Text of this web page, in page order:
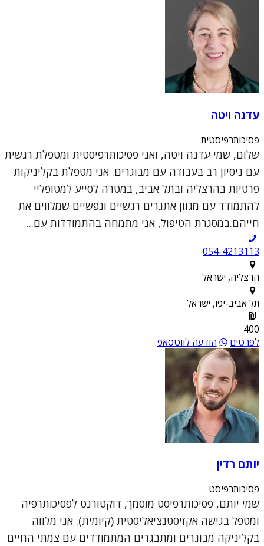
עדנה ויטה
פסיכותרפיסטית
שלום, שמי עדנה ויטה, ואני פסיכותרפיסטית ומטפלת רגשית
עם ניסיון רב בעבודה עם מבוגרים. אני מטפלת בקליניקות
פרטיות בהרצליה ובתל אביב, במטרה לסייע למטופליי
להתמודד עם מגוון אתגרים רגשיים ונפשיים שמלווים את
חייהם.במסגרת הטיפול, אני מתמחה בהתמודדות עם...
054-4213113
הרצליה, ישראל
תל אביב-יפו, ישראל
400
לפרטים
הודעה לווטסאפ
יותם רדין
פסיכותרפיסט
שמי יותם, פסיכותרפיסט מוסמך, דוקטורנט לפסיכותרפיה
ומטפל בגישה אקזיסטנציאליסטית (קיומית). אני מלווה
בקליניקה מבוגרים ומתבגרים המתמודדים עם צמתי החיים